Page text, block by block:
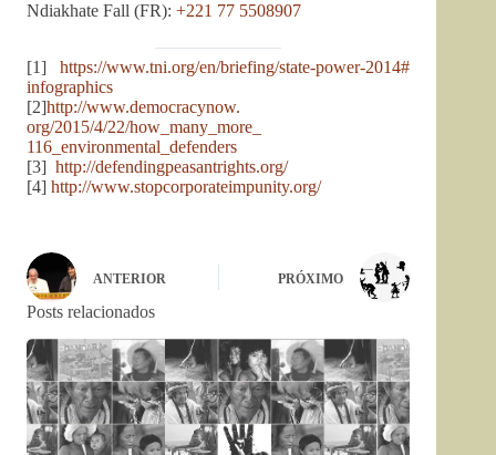
Ndiakhate Fall (FR): +221 77 5508907
[1]https://www.tni.org/en/briefing/state-power-2014#
infographics
[2]http://www.democracynow.
org/2015/4/22/how_many_more_
116_environmental_defenders
[3] http://defendingpeasantrights.org/
[4] http://www.stopcorporateimpunity.org/
ANTERIOR PRÓXIMO
Posts relacionados